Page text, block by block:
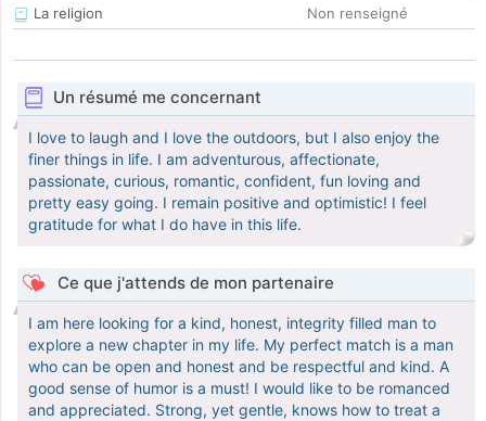
La religion
Non renseigné
Un résumé me concernant
I love to laugh and I love the outdoors, but I also enjoy the
finer things in life. I am adventurous, affectionate,
passionate, curious, romantic, confident, fun loving and
pretty easy going. I remain positive and optimistic! I feel
gratitude for what I do have in this life.
Ce que j'attends de mon partenaire
I am here looking for a kind, honest, integrity filled man to
explore a new chapter in my life. My perfect match is a man
who can be open and honest and be respectful and kind. A
good sense of humor is a must! I would like to be romanced
and appreciated. Strong, yet gentle, knows how to treat a